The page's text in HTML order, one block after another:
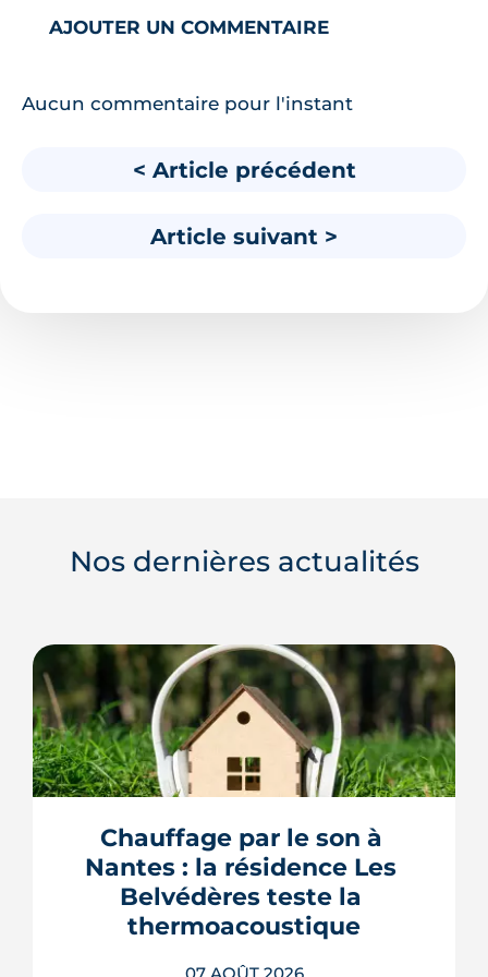
AJOUTER UN COMMENTAIRE
Aucun commentaire pour l'instant
< Article précédent
Article suivant >
Nos dernières actualités
Chauffage par le son à
Nantes : la résidence Les
Belvédères teste la
thermoacoustique